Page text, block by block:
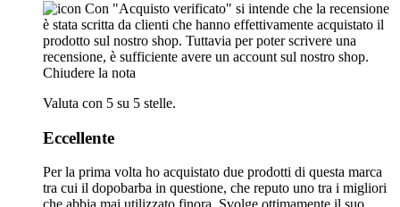
Con "Acquisto verificato" si intende che la recensione
è stata scritta da clienti che hanno effettivamente acquistato il
prodotto sul nostro shop. Tuttavia per poter scrivere una
recensione, è sufficiente avere un account sul nostro shop.
Chiudere la nota
Valuta con 5 su 5 stelle.
Eccellente
Per la prima volta ho acquistato due prodotti di questa marca
tra cui il dopobarba in questione, che reputo uno tra i migliori